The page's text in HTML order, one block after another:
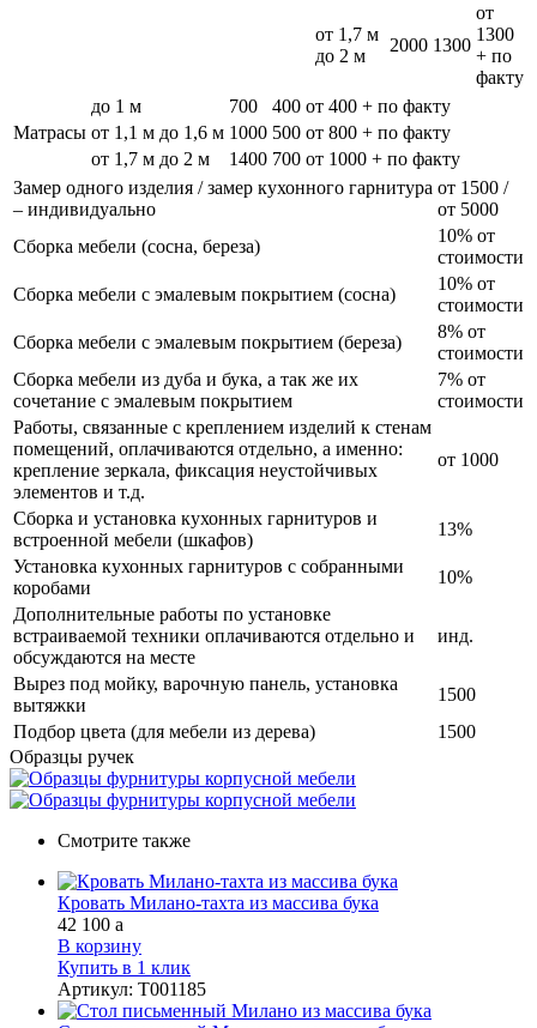
от 1,7 м
до 2 м
2000 1300
от
1300
+ по
факту
Матрасы
до 1 м 700 400 от 400 + по факту
от 1,1 м до 1,6 м 1000 500 от 800 + по факту
от 1,7 м до 2 м
1400 700 от 1000 + по факту
Замер одного изделия / замер кухонного гарнитура
– индивидуально
от 1500 /
от 5000
Сборка мебели (сосна, береза)
10% от
стоимости
Сборка мебели с эмалевым покрытием (сосна)
10% от
стоимости
Сборка мебели с эмалевым покрытием (береза)
8% от
стоимости
Сборка мебели из дуба и бука, а так же их
сочетание с эмалевым покрытием
7% от
стоимости
Работы, связанные с креплением изделий к стенам
помещений, оплачиваются отдельно, а именно:
крепление зеркала, фиксация неустойчивых
элементов и т.д.
от 1000
Сборка и установка кухонных гарнитуров и
встроенной мебели (шкафов)
13%
Установка кухонных гарнитуров с собранными
коробами
10%
Дополнительные работы по установке
встраиваемой техники оплачиваются отдельно и
обсуждаются на месте
инд.
Вырез под мойку, варочную панель, установка
вытяжки
1500
Подбор цвета (для мебели из дерева)
1500
Образцы ручек
Смотрите также
Кровать Милано-тахта из массива бука
42 100 a
В корзину
Купить в 1 клик
Артикул: Т001185